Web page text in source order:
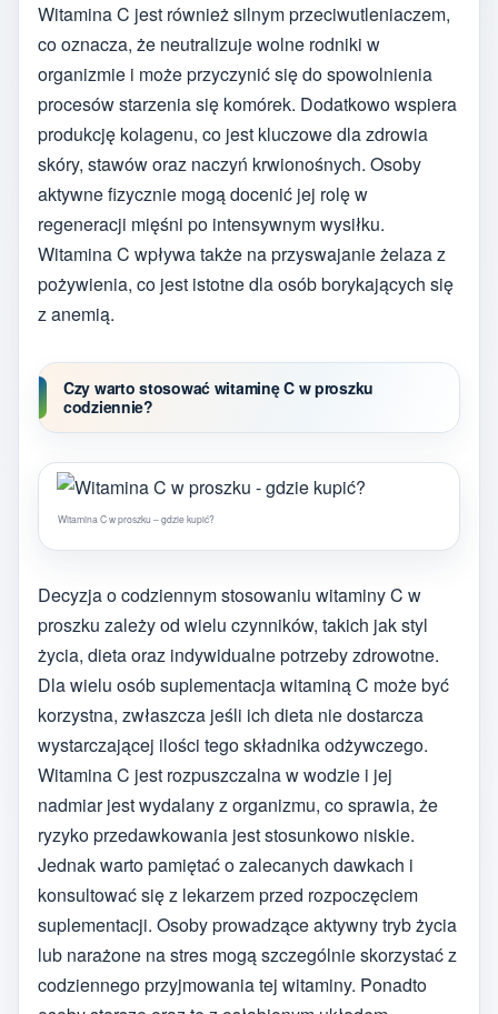
Witamina C jest również silnym przeciwutleniaczem,
co oznacza, że neutralizuje wolne rodniki w
organizmie i może przyczynić się do spowolnienia
procesów starzenia się komórek. Dodatkowo wspiera
produkcję kolagenu, co jest kluczowe dla zdrowia
skóry, stawów oraz naczyń krwionośnych. Osoby
aktywne fizycznie mogą docenić jej rolę w
regeneracji mięśni po intensywnym wysiłku.
Witamina C wpływa także na przyswajanie żelaza z
pożywienia, co jest istotne dla osób borykających się
z anemią.
Czy warto stosować witaminę C w proszku
codziennie?
Witamina C w proszku – gdzie kupić?
Decyzja o codziennym stosowaniu witaminy C w
proszku zależy od wielu czynników, takich jak styl
życia, dieta oraz indywidualne potrzeby zdrowotne.
Dla wielu osób suplementacja witaminą C może być
korzystna, zwłaszcza jeśli ich dieta nie dostarcza
wystarczającej ilości tego składnika odżywczego.
Witamina C jest rozpuszczalna w wodzie i jej
nadmiar jest wydalany z organizmu, co sprawia, że
ryzyko przedawkowania jest stosunkowo niskie.
Jednak warto pamiętać o zalecanych dawkach i
konsultować się z lekarzem przed rozpoczęciem
suplementacji. Osoby prowadzące aktywny tryb życia
lub narażone na stres mogą szczególnie skorzystać z
codziennego przyjmowania tej witaminy. Ponadto